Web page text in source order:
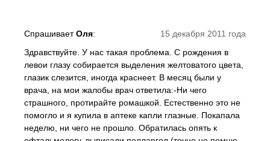
15 декабря 2011 года
СпрашиваетОля:
Здравствуйте. У нас такая проблема. С рождения в
левои глазу собирается выделения желтоватого цвета,
глазик слезится, иногда краснеет. В месяц были у
врача, на мои жалобы врач ответила:-Ни чего
страшного, протирайте ромашкой. Естественно это не
помогло и я купила в аптеке капли глазные. Покапала
неделю, ни чего не прошло. Обратилась опять к